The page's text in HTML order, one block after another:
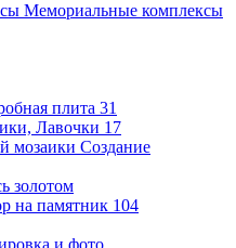
Мемориальные комплексы
плита 31
Лавочки 17
Создание
золотом
на памятник 104
и фото